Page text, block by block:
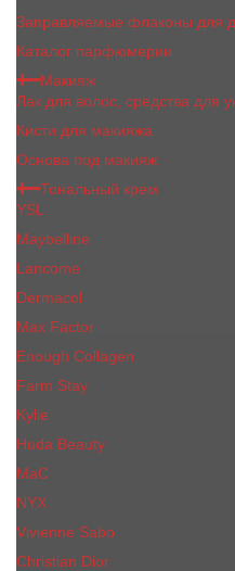
Заправляемые флаконы для
Каталог парфюмерии
Макияж
Лак для волос, средства для
Кисти для макияжа
Основа под макияж
Тональный крем
YSL
Maybelline
Lancome
Dermacol
Max Factor
Enough Collagen
Farm Stay
Kylie
Huda Beauty
МаС
NYX
Vivienne Sabo
Сhristiаn Diоr